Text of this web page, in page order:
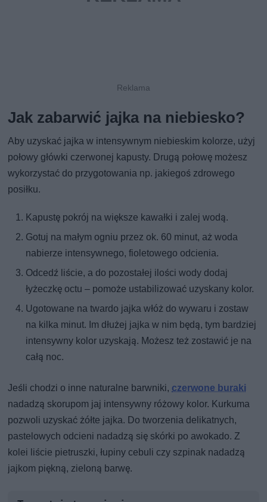
Jak zabarwić jajka na niebiesko?
Aby uzyskać jajka w intensywnym niebieskim kolorze, użyj
połowy główki czerwonej kapusty. Drugą połowę możesz
wykorzystać do przygotowania np. jakiegoś zdrowego
posiłku.
Kapustę pokrój na większe kawałki i zalej wodą.
Gotuj na małym ogniu przez ok. 60 minut, aż woda
nabierze intensywnego, fioletowego odcienia.
Odcedź liście, a do pozostałej ilości wody dodaj
łyżeczkę octu – pomoże ustabilizować uzyskany kolor.
Ugotowane na twardo jajka włóż do wywaru i zostaw
na kilka minut. Im dłużej jajka w nim będą, tym bardziej
intensywny kolor uzyskają. Możesz też zostawić je na
całą noc.
Jeśli chodzi o inne naturalne barwniki, czerwone buraki
nadadzą skorupom jaj intensywny różowy kolor. Kurkuma
pozwoli uzyskać żółte jajka. Do tworzenia delikatnych,
pastelowych odcieni nadadzą się skórki po awokado. Z
kolei liście pietruszki, łupiny cebuli czy szpinak nadadzą
jajkom piękną, zieloną barwę.